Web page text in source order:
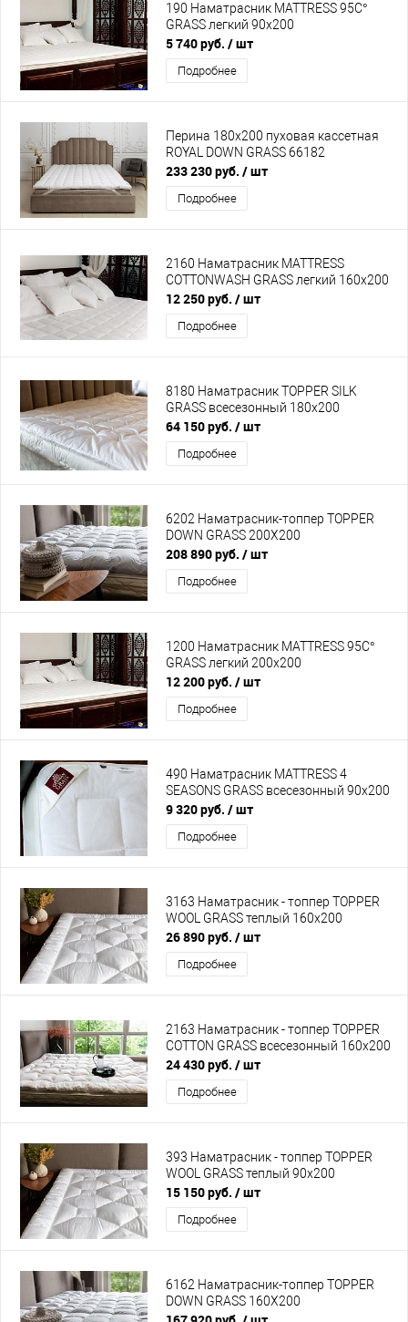
190 Наматрасник MATTRESS 95C°
GRASS легкий 90х200
5 740 руб. / шт
Подробнее
Перина 180x200 пуховая кассетная
ROYAL DOWN GRASS 66182
233 230 руб. / шт
Подробнее
2160 Наматрасник MATTRESS
СOTTONWASH GRASS легкий 160х200
12 250 руб. / шт
Подробнее
8180 Наматрасник TOPPER SILK
GRASS всесезонный 180х200
64 150 руб. / шт
Подробнее
6202 Наматрасник-топпер TOPPER
DOWN GRASS 200Х200
208 890 руб. / шт
Подробнее
1200 Наматрасник MATTRESS 95C°
GRASS легкий 200х200
12 200 руб. / шт
Подробнее
490 Наматрасник MATTRESS 4
SEASONS GRASS всесезонный 90х200
9 320 руб. / шт
Подробнее
3163 Наматрасник - топпер TOPPER
WOOL GRASS теплый 160х200
26 890 руб. / шт
Подробнее
2163 Наматрасник - топпер TOPPER
СOTTON GRASS всесезонный 160х200
24 430 руб. / шт
Подробнее
393 Наматрасник - топпер TOPPER
WOOL GRASS теплый 90х200
15 150 руб. / шт
Подробнее
6162 Наматрасник-топпер TOPPER
DOWN GRASS 160Х200